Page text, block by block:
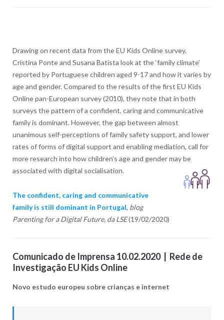
Drawing on recent data from the EU Kids Online survey,
Cristina Ponte and Susana Batista look at the ‘family climate’
reported by Portuguese children aged 9-17 and how it varies by
age and gender. Compared to the results of the first EU Kids
Online pan-European survey (2010), they note that in both
surveys the pattern of a confident, caring and communicative
family is dominant. However, the gap between almost
unanimous self-perceptions of family safety support, and lower
rates of forms of digital support and enabling mediation, call for
more research into how children’s age and gender may be
associated with digital socialisation.
The confident, caring and communicative
family is still dominant in Portugal, blog
Parenting for a Digital Future, da LSE(19/02/2020)
Comunicado de Imprensa 10.02.2020 | Rede de
Investigação EU Kids Online
Novo estudo europeu sobre crianças e internet